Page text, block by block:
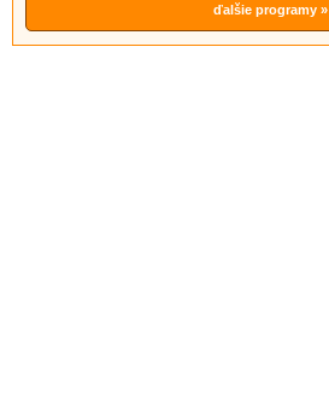
ďalšie programy »